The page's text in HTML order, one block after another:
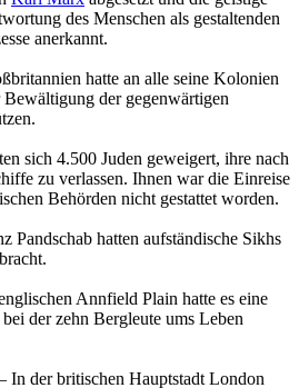
des Menschen als gestaltenden
anerkannt.
hatte an alle seine Kolonien
der gegenwärtigen
sich 4.500 Juden geweigert, ihre nach
zu verlassen. Ihnen war die Einreise
Behörden nicht gestattet worden.
Pandschab hatten aufständische Sikhs
Annfield Plain hatte es eine
der zehn Bergleute ums Leben
In der britischen Hauptstadt London